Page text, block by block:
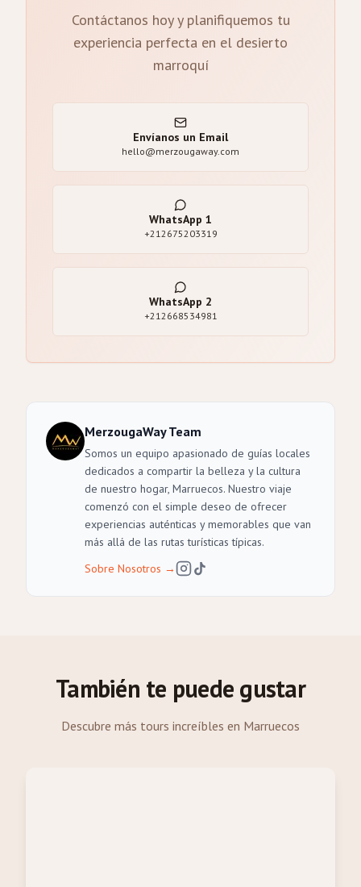
Contáctanos hoy y planifiquemos tu
experiencia perfecta en el desierto
marroquí
Envíanos un Email
hello@merzougaway.com
WhatsApp 1
+212675203319
WhatsApp 2
+212668534981
MerzougaWay Team
Somos un equipo apasionado de guías locales
dedicados a compartir la belleza y la cultura
de nuestro hogar, Marruecos. Nuestro viaje
comenzó con el simple deseo de ofrecer
experiencias auténticas y memorables que van
más allá de las rutas turísticas típicas.
Sobre Nosotros →
También te puede gustar
Descubre más tours increíbles en Marruecos